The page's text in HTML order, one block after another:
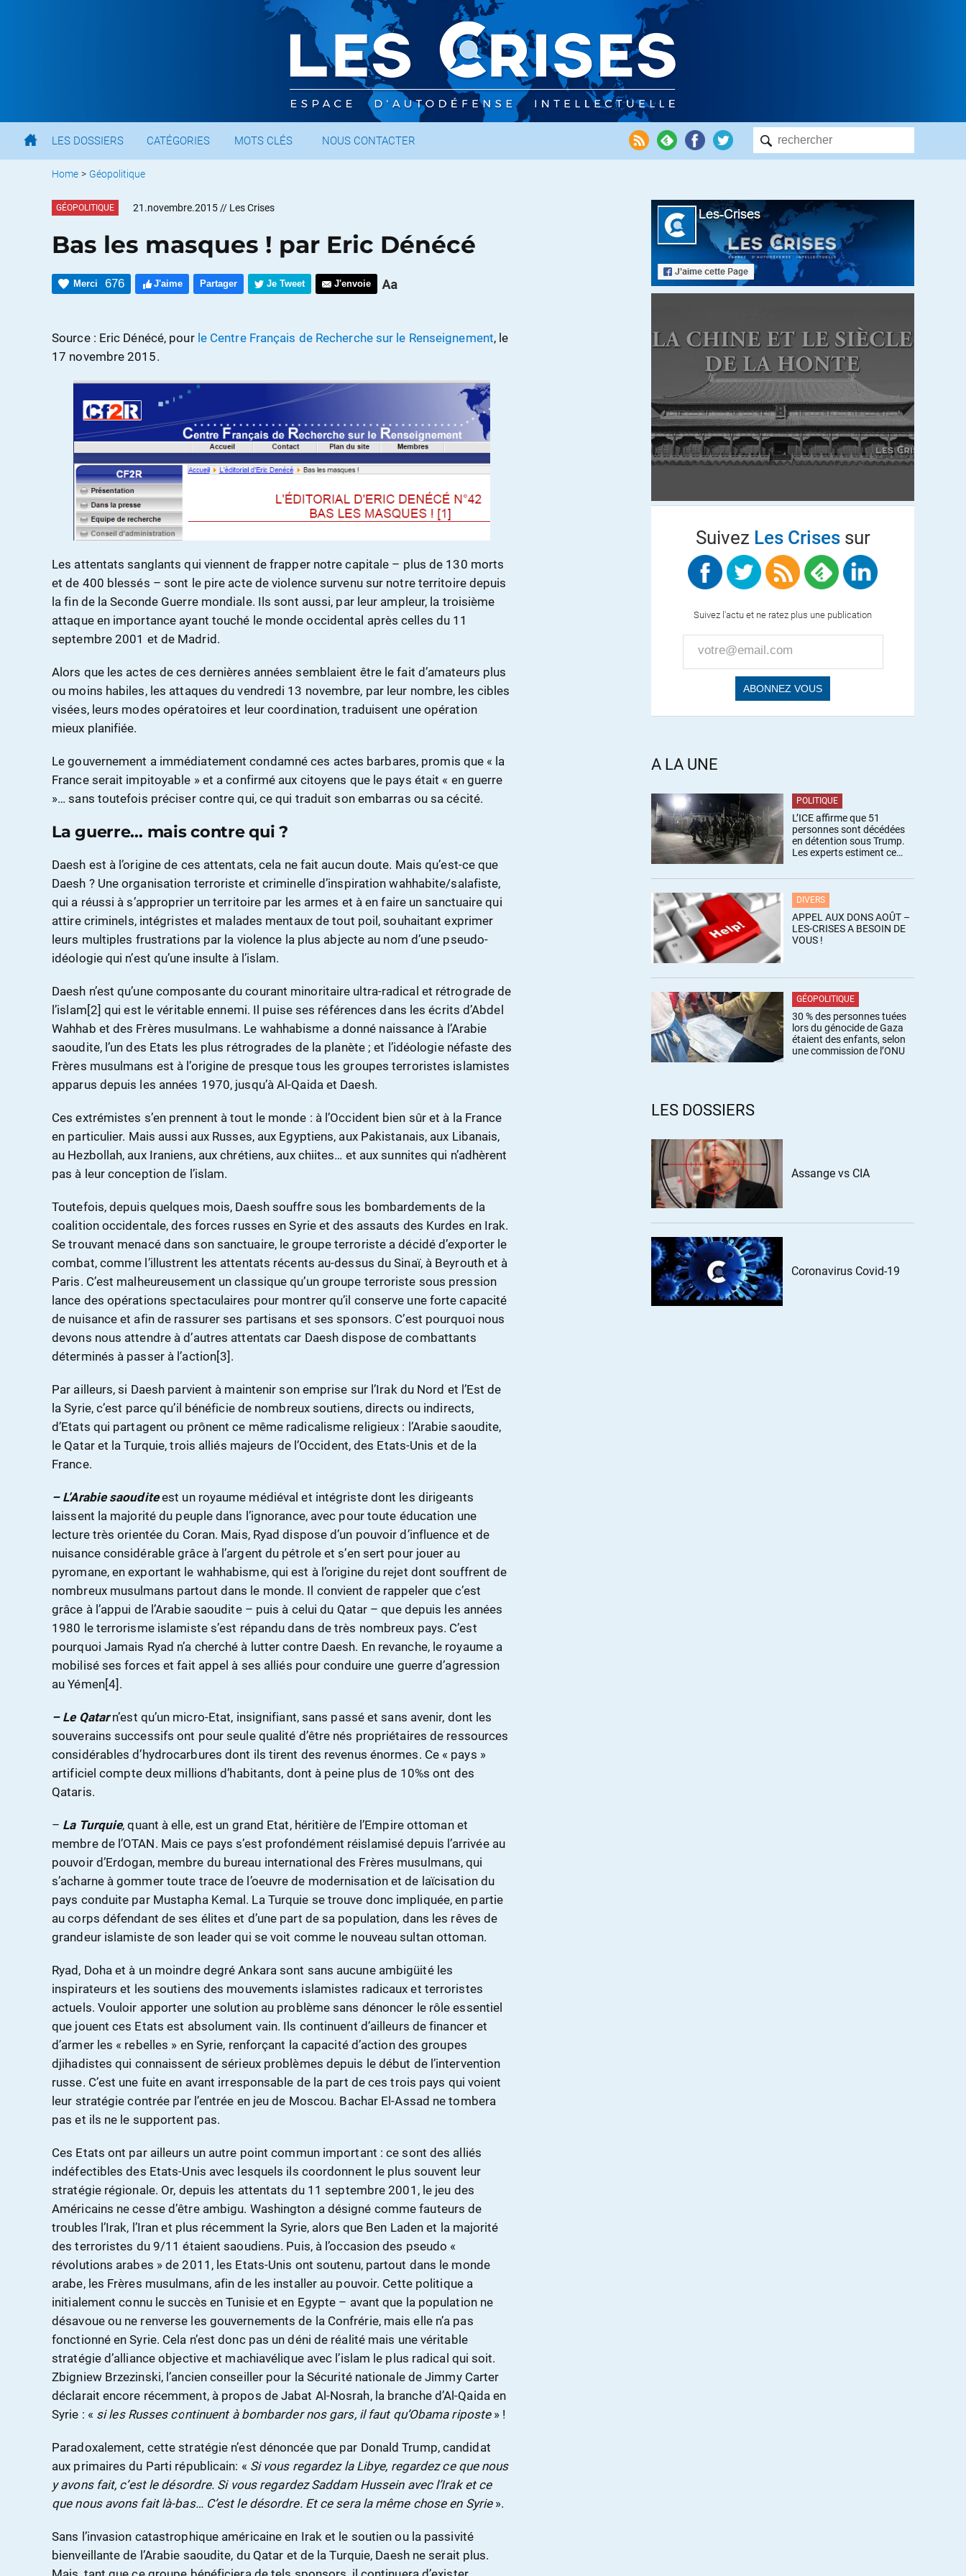
LES DOSSIERS CATÉGORIES MOTS CLÉS NOUS CONTACTER
Home > Géopolitique
GÉOPOLITIQUE 21.novembre.2015 // Les Crises
Bas les masques ! par Eric Dénécé
Merci 676 J'aime Partager Je Tweet J'envoie
Source : Eric Dénécé, pour le Centre Français de Recherche sur le Renseignement, le
17 novembre 2015.
Les attentats sanglants qui viennent de frapper notre capitale – plus de 130 morts
et de 400 blessés – sont le pire acte de violence survenu sur notre territoire depuis
la fin de la Seconde Guerre mondiale. Ils sont aussi, par leur ampleur, la troisième
attaque en importance ayant touché le monde occidental après celles du 11
septembre 2001 et de Madrid.
Alors que les actes de ces dernières années semblaient être le fait d’amateurs plus
ou moins habiles, les attaques du vendredi 13 novembre, par leur nombre, les cibles
visées, leurs modes opératoires et leur coordination, traduisent une opération
mieux planifiée.
Le gouvernement a immédiatement condamné ces actes barbares, promis que « la
France serait impitoyable » et a confirmé aux citoyens que le pays était « en guerre
»… sans toutefois préciser contre qui, ce qui traduit son embarras ou sa cécité.
La guerre… mais contre qui ?
Daesh est à l’origine de ces attentats, cela ne fait aucun doute. Mais qu’est-ce que
Daesh ? Une organisation terroriste et criminelle d’inspiration wahhabite/salafiste,
qui a réussi à s’approprier un territoire par les armes et à en faire un sanctuaire qui
attire criminels, intégristes et malades mentaux de tout poil, souhaitant exprimer
leurs multiples frustrations par la violence la plus abjecte au nom d’une pseudo-
idéologie qui n’est qu’une insulte à l’islam.
Daesh n’est qu’une composante du courant minoritaire ultra-radical et rétrograde de
l’islam[2] qui est le véritable ennemi. Il puise ses références dans les écrits d’Abdel
Wahhab et des Frères musulmans. Le wahhabisme a donné naissance à l’Arabie
saoudite, l’un des Etats les plus rétrogrades de la planète ; et l’idéologie néfaste des
Frères musulmans est à l’origine de presque tous les groupes terroristes islamistes
apparus depuis les années 1970, jusqu’à Al-Qaida et Daesh.
Ces extrémistes s’en prennent à tout le monde : à l’Occident bien sûr et à la France
en particulier. Mais aussi aux Russes, aux Egyptiens, aux Pakistanais, aux Libanais,
au Hezbollah, aux Iraniens, aux chrétiens, aux chiites… et aux sunnites qui n’adhèrent
pas à leur conception de l’islam.
Toutefois, depuis quelques mois, Daesh souffre sous les bombardements de la
coalition occidentale, des forces russes en Syrie et des assauts des Kurdes en Irak.
Se trouvant menacé dans son sanctuaire, le groupe terroriste a décidé d’exporter le
combat, comme l’illustrent les attentats récents au-dessus du Sinaï, à Beyrouth et à
Paris. C’est malheureusement un classique qu’un groupe terroriste sous pression
lance des opérations spectaculaires pour montrer qu’il conserve une forte capacité
de nuisance et afin de rassurer ses partisans et ses sponsors. C’est pourquoi nous
devons nous attendre à d’autres attentats car Daesh dispose de combattants
déterminés à passer à l’action[3].
Par ailleurs, si Daesh parvient à maintenir son emprise sur l’Irak du Nord et l’Est de
la Syrie, c’est parce qu’il bénéficie de nombreux soutiens, directs ou indirects,
d’Etats qui partagent ou prônent ce même radicalisme religieux : l’Arabie saoudite,
le Qatar et la Turquie, trois alliés majeurs de l’Occident, des Etats-Unis et de la
France.
– L’Arabie saouditeest un royaume médiéval et intégriste dont les dirigeants
laissent la majorité du peuple dans l’ignorance, avec pour toute éducation une
lecture très orientée du Coran. Mais, Ryad dispose d’un pouvoir d’influence et de
nuisance considérable grâce à l’argent du pétrole et s’en sert pour jouer au
pyromane, en exportant le wahhabisme, qui est à l’origine du rejet dont souffrent de
nombreux musulmans partout dans le monde. Il convient de rappeler que c’est
grâce à l’appui de l’Arabie saoudite – puis à celui du Qatar – que depuis les années
1980 le terrorisme islamiste s’est répandu dans de très nombreux pays. C’est
pourquoi Jamais Ryad n’a cherché à lutter contre Daesh. En revanche, le royaume a
mobilisé ses forces et fait appel à ses alliés pour conduire une guerre d’agression
au Yémen[4].
– Le Qatarn’est qu’un micro-Etat, insignifiant, sans passé et sans avenir, dont les
souverains successifs ont pour seule qualité d’être nés propriétaires de ressources
considérables d’hydrocarbures dont ils tirent des revenus énormes. Ce « pays »
artificiel compte deux millions d’habitants, dont à peine plus de 10%s ont des
Qataris.
– La Turquie, quant à elle, est un grand Etat, héritière de l’Empire ottoman et
membre de l’OTAN. Mais ce pays s’est profondément réislamisé depuis l’arrivée au
pouvoir d’Erdogan, membre du bureau international des Frères musulmans, qui
s’acharne à gommer toute trace de l’oeuvre de modernisation et de laïcisation du
pays conduite par Mustapha Kemal. La Turquie se trouve donc impliquée, en partie
au corps défendant de ses élites et d’une part de sa population, dans les rêves de
grandeur islamiste de son leader qui se voit comme le nouveau sultan ottoman.
Ryad, Doha et à un moindre degré Ankara sont sans aucune ambigüité les
inspirateurs et les soutiens des mouvements islamistes radicaux et terroristes
actuels. Vouloir apporter une solution au problème sans dénoncer le rôle essentiel
que jouent ces Etats est absolument vain. Ils continuent d’ailleurs de financer et
d’armer les « rebelles » en Syrie, renforçant la capacité d’action des groupes
djihadistes qui connaissent de sérieux problèmes depuis le début de l’intervention
russe. C’est une fuite en avant irresponsable de la part de ces trois pays qui voient
leur stratégie contrée par l’entrée en jeu de Moscou. Bachar El-Assad ne tombera
pas et ils ne le supportent pas.
Ces Etats ont par ailleurs un autre point commun important : ce sont des alliés
indéfectibles des Etats-Unis avec lesquels ils coordonnent le plus souvent leur
stratégie régionale. Or, depuis les attentats du 11 septembre 2001, le jeu des
Américains ne cesse d’être ambigu. Washington a désigné comme fauteurs de
troubles l’Irak, l’Iran et plus récemment la Syrie, alors que Ben Laden et la majorité
des terroristes du 9/11 étaient saoudiens. Puis, à l’occasion des pseudo «
révolutions arabes » de 2011, les Etats-Unis ont soutenu, partout dans le monde
arabe, les Frères musulmans, afin de les installer au pouvoir. Cette politique a
initialement connu le succès en Tunisie et en Egypte – avant que la population ne
désavoue ou ne renverse les gouvernements de la Confrérie, mais elle n’a pas
fonctionné en Syrie. Cela n’est donc pas un déni de réalité mais une véritable
stratégie d’alliance objective et machiavélique avec l’islam le plus radical qui soit.
Zbigniew Brzezinski, l’ancien conseiller pour la Sécurité nationale de Jimmy Carter
déclarait encore récemment, à propos de Jabat Al-Nosrah, la branche d’Al-Qaida en
Syrie : « si les Russes continuent à bombarder nos gars, il faut qu’Obama riposte » !
Paradoxalement, cette stratégie n’est dénoncée que par Donald Trump, candidat
aux primaires du Parti républicain: « Si vous regardez la Libye, regardez ce que nous
y avons fait, c’est le désordre. Si vous regardez Saddam Hussein avec l’Irak et ce
que nous avons fait là-bas… C’est le désordre. Et ce sera la même chose en Syrie ».
Sans l’invasion catastrophique américaine en Irak et le soutien ou la passivité
bienveillante de l’Arabie saoudite, du Qatar et de la Turquie, Daesh ne serait plus.
Suivez Les Crisessur
Suivez l'actu et ne ratez plus une publication
A LA UNE
POLITIQUE
L’ICE affirme que 51
personnes sont décédées
en détention sous Trump.
Les experts estiment ce
DIVERS
APPEL AUX DONS AOÛT –
LES-CRISES A BESOIN DE
VOUS !
GÉOPOLITIQUE
30 % des personnes tuées
lors du génocide de Gaza
étaient des enfants, selon
une commission de l’ONU
LES DOSSIERS
Assange vs CIA
Coronavirus Covid-19